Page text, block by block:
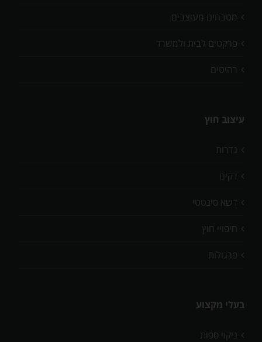
מטבחים מעוצבים
פרקטים לבית ולמשרד
רהיטים
עיצוב חוץ
גדרות
דקים
דשא סינטטי
חיפויי חוץ
פרגולות
בעלי מקצוע
ניקוי ספות